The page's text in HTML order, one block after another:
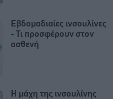
Εβδομαδιαίες ινσουλίνες
- Τι προσφέρουν στον
ασθενή
Η μάχη της ινσουλίνης